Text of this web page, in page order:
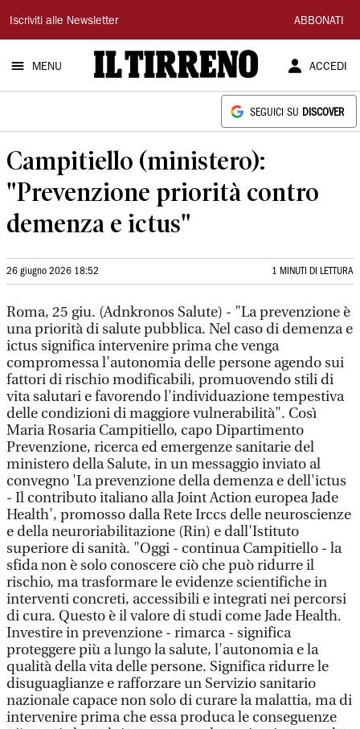
Il
Tirreno
Iscriviti alle Newsletter ABBONATI
MENU ACCEDI
SEGUICI SU DISCOVER
Campitiello (ministero):
"Prevenzione priorità contro
demenza e ictus"
26 giugno 2026 18:52 1 MINUTI DI LETTURA
Roma, 25 giu. (Adnkronos Salute) - "La prevenzione è
una priorità di salute pubblica. Nel caso di demenza e
ictus significa intervenire prima che venga
compromessa l'autonomia delle persone agendo sui
fattori di rischio modificabili, promuovendo stili di
vita salutari e favorendo l'individuazione tempestiva
delle condizioni di maggiore vulnerabilità". Così
Maria Rosaria Campitiello, capo Dipartimento
Prevenzione, ricerca ed emergenze sanitarie del
ministero della Salute, in un messaggio inviato al
convegno 'La prevenzione della demenza e dell'ictus
- Il contributo italiano alla Joint Action europea Jade
Health', promosso dalla Rete Irccs delle neuroscienze
e della neuroriabilitazione (Rin) e dall'Istituto
superiore di sanità. "Oggi - continua Campitiello - la
sfida non è solo conoscere ciò che può ridurre il
rischio, ma trasformare le evidenze scientifiche in
interventi concreti, accessibili e integrati nei percorsi
di cura. Questo è il valore di studi come Jade Health.
Investire in prevenzione - rimarca - significa
proteggere più a lungo la salute, l'autonomia e la
qualità della vita delle persone. Significa ridurre le
disuguaglianze e rafforzare un Servizio sanitario
nazionale capace non solo di curare la malattia, ma di
intervenire prima che essa produca le conseguenze